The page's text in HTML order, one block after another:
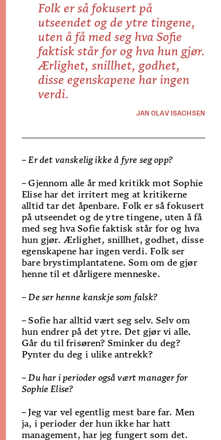
Folk er så fokusert på
utseendet og de ytre tingene,
uten å få med seg hva Sofie
faktisk står for og hva hun gjør.
Ærlighet, snillhet, godhet,
disse egenskapene har ingen
verdi.
JAN OLAV ISACHSEN
– Er det vanskelig ikke å fyre seg opp?
–Gjennom alle år med kritikk mot Sophie
Elise har det irritert meg at kritikerne
alltid tar det åpenbare. Folk er så fokusert
på utseendet og de ytre tingene, uten å få
med seg hva Sofie faktisk står for og hva
hun gjør. Ærlighet, snillhet, godhet, disse
egenskapene har ingen verdi. Folk ser
bare brystimplantatene. Som om de gjør
henne til et dårligere menneske.
– De ser henne kanskje som falsk?
– Sofie har alltid vært seg selv. Selv om
hun endrer på det ytre. Det gjør vi alle.
Går du til frisøren? Sminker du deg?
Pynter du deg i ulike antrekk?
– Du har i perioder også vært manager for
Sophie Elise?
–Jeg var vel egentlig mest bare far. Men
ja, i perioder der hun ikke har hatt
management, har jeg fungert som det.